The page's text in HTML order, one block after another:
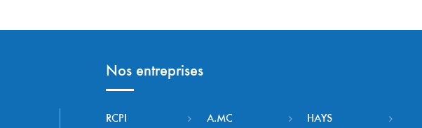
Nos entreprises
RCPI A.MC HAYS